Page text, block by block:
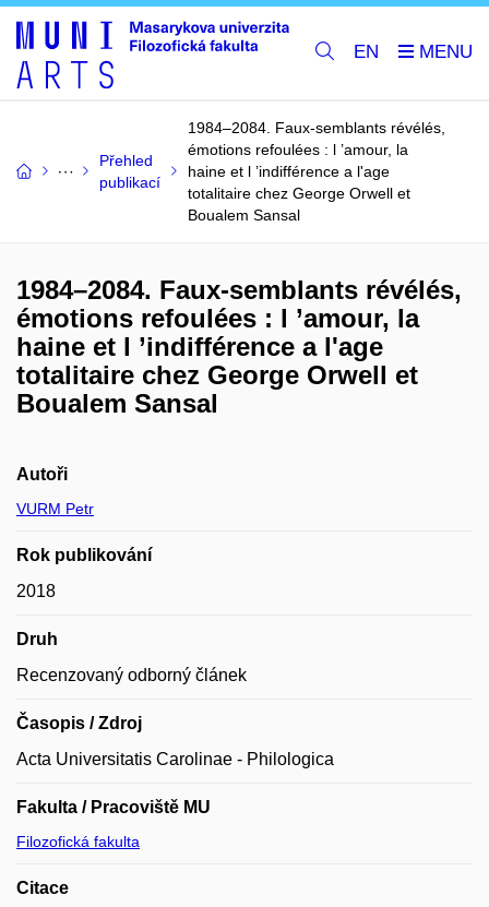
EN
Přehled
publikací
1984–2084. Faux-semblants révélés,
émotions refoulées : l ’amour, la
haine et l ’indifférence a l'age
totalitaire chez George Orwell et
Boualem Sansal
1984–2084. Faux-semblants révélés,
émotions refoulées : l ’amour, la
haine et l ’indifférence a l'age
totalitaire chez George Orwell et
Boualem Sansal
Autoři
VURM Petr
Rok publikování
2018
Druh
Recenzovaný odborný článek
Časopis / Zdroj
Acta Universitatis Carolinae - Philologica
Fakulta / Pracoviště MU
Filozofická fakulta
Citace